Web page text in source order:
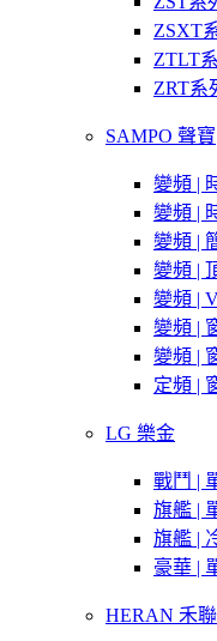
ZSXT
ZTLT
ZRT系
SAMPO 聲寶
變頻 |
變頻 |
變頻 |
變頻 |
變頻 |
變頻 |
變頻 |
定頻 |
LG 樂金
戰鬥 |
旗艦 |
旗艦 |
豪華 |
HERAN 禾聯